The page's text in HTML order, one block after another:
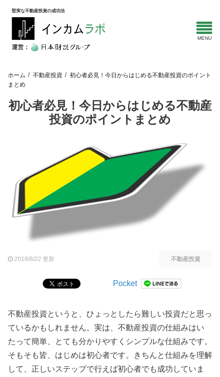
堅実な不動産投資の成功法
運営：
ホーム 不動産投資
初心者必見！今日からはじめる不動産投資のポイント
まとめ
初心者必見！今日からはじめる不動産
投資のポイントまとめ
2018/8/22 更新 不動産投資
Pocket
不動産投資というと、ひょっとしたら難しい投資だと思っ
ているかもしれません。実は、不動産投資の仕組みはい
たって簡単、とても分かりやすくシンプルな仕組みです。
そもそも皆、はじめは初心者です。きちんと仕組みを理解
して、正しいステップで行えば初心者でも成功していま